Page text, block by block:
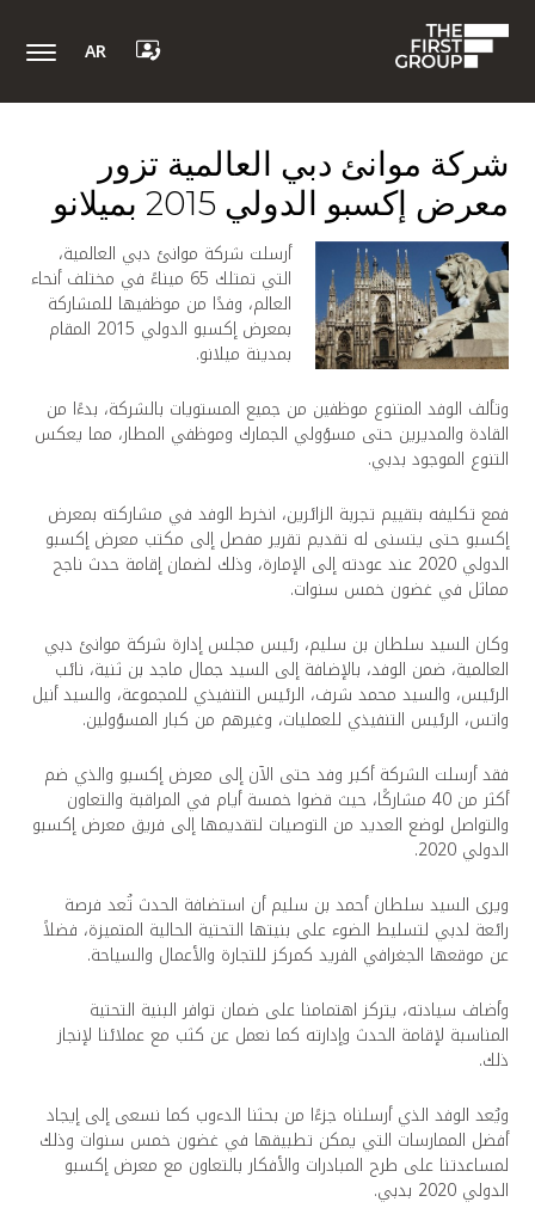
AR
شركة موانئ دبي العالمية تزور
معرض إكسبو الدولي 2015 بميلانو
أرسلت شركة موانئ دبي العالمية،
التي تمتلك 65 ميناءً في مختلف أنحاء
العالم، وفدًا من موظفيها للمشاركة
بمعرض إكسبو الدولي 2015 المقام
بمدينة ميلانو.
وتألف الوفد المتنوع موظفين من جميع المستويات بالشركة، بدءًا من
القادة والمديرين حتى مسؤولي الجمارك وموظفي المطار، مما يعكس
التنوع الموجود بدبي.
فمع تكليفه بتقييم تجربة الزائرين، انخرط الوفد في مشاركته بمعرض
إكسبو حتى يتسنى له تقديم تقرير مفصل إلى مكتب معرض إكسبو
الدولي 2020 عند عودته إلى الإمارة، وذلك لضمان إقامة حدث ناجح
مماثل في غضون خمس سنوات.
وكان السيد سلطان بن سليم، رئيس مجلس إدارة شركة موانئ دبي
العالمية، ضمن الوفد، بالإضافة إلى السيد جمال ماجد بن ثنية، نائب
الرئيس، والسيد محمد شرف، الرئيس التنفيذي للمجموعة، والسيد أنيل
واتس، الرئيس التنفيذي للعمليات، وغيرهم من كبار المسؤولين.
فقد أرسلت الشركة أكبر وفد حتى الآن إلى معرض إكسبو والذي ضم
أكثر من 40 مشاركًا، حيث قضوا خمسة أيام في المراقبة والتعاون
والتواصل لوضع العديد من التوصيات لتقديمها إلى فريق معرض إكسبو
الدولي 2020.
ويرى السيد سلطان أحمد بن سليم أن استضافة الحدث تُعد فرصة
رائعة لدبي لتسليط الضوء على بنيتها التحتية الحالية المتميزة، فضلاً
عن موقعها الجغرافي الفريد كمركز للتجارة والأعمال والسياحة.
وأضاف سيادته، يتركز اهتمامنا على ضمان توافر البنية التحتية
المناسبة لإقامة الحدث وإدارته كما نعمل عن كثب مع عملائنا لإنجاز
ذلك.
ويُعد الوفد الذي أرسلناه جزءًا من بحثنا الدءوب كما نسعى إلى إيجاد
أفضل الممارسات التي يمكن تطبيقها في غضون خمس سنوات وذلك
لمساعدتنا على طرح المبادرات والأفكار بالتعاون مع معرض إكسبو
الدولي 2020 بدبي.